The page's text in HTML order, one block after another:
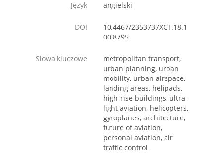
Język angielski
DOI
10.4467/2353737XCT.18.1
00.8795
Słowa kluczowe
metropolitan transport,
urban planning, urban
mobility, urban airspace,
landing areas, helipads,
high-rise buildings, ultra-
light aviation, helicopters,
gyroplanes, architecture,
future of aviation,
personal aviation, air
traffic control